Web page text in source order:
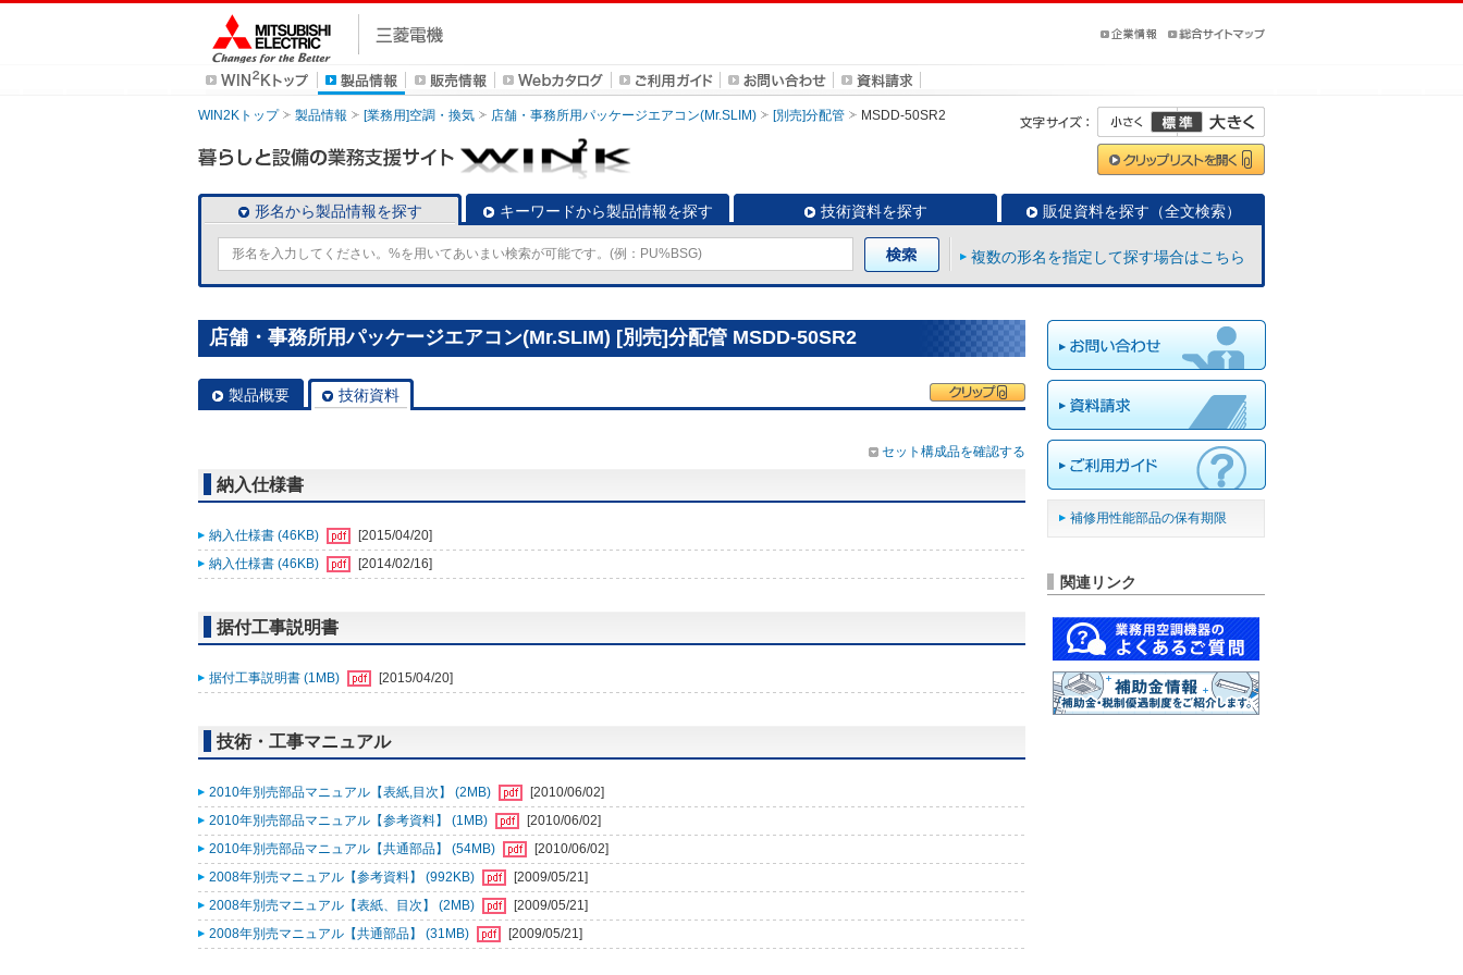
WIN2Kトップ 製品情報 [業務用]空調・換気 店舗・事務所用パッケージエアコン(Mr.SLIM) [別売]分配管 MSDD-50SR2
形名から製品情報を探す キーワードから製品情報を探す 技術資料を探す 販促資料を探す（全文検索）
複数の形名を指定して探す場合はこちら
店舗・事務所用パッケージエアコン(Mr.SLIM) [別売]分配管 MSDD-50SR2
製品概要 技術資料
セット構成品を確認する
納入仕様書
納入仕様書 (46KB)
[2015/04/20]
納入仕様書 (46KB)
[2014/02/16]
据付工事説明書
据付工事説明書 (1MB) [2015/04/20]
技術・工事マニュアル
2010年別売部品マニュアル【表紙,目次】 (2MB)
[2010/06/02]
2010年別売部品マニュアル【参考資料】 (1MB)
[2010/06/02]
2010年別売部品マニュアル【共通部品】 (54MB)
[2010/06/02]
2008年別売マニュアル【参考資料】 (992KB)
[2009/05/21]
2008年別売マニュアル【表紙、目次】 (2MB)
[2009/05/21]
2008年別売マニュアル【共通部品】 (31MB)
[2009/05/21]
補修用性能部品の保有期限
関連リンク